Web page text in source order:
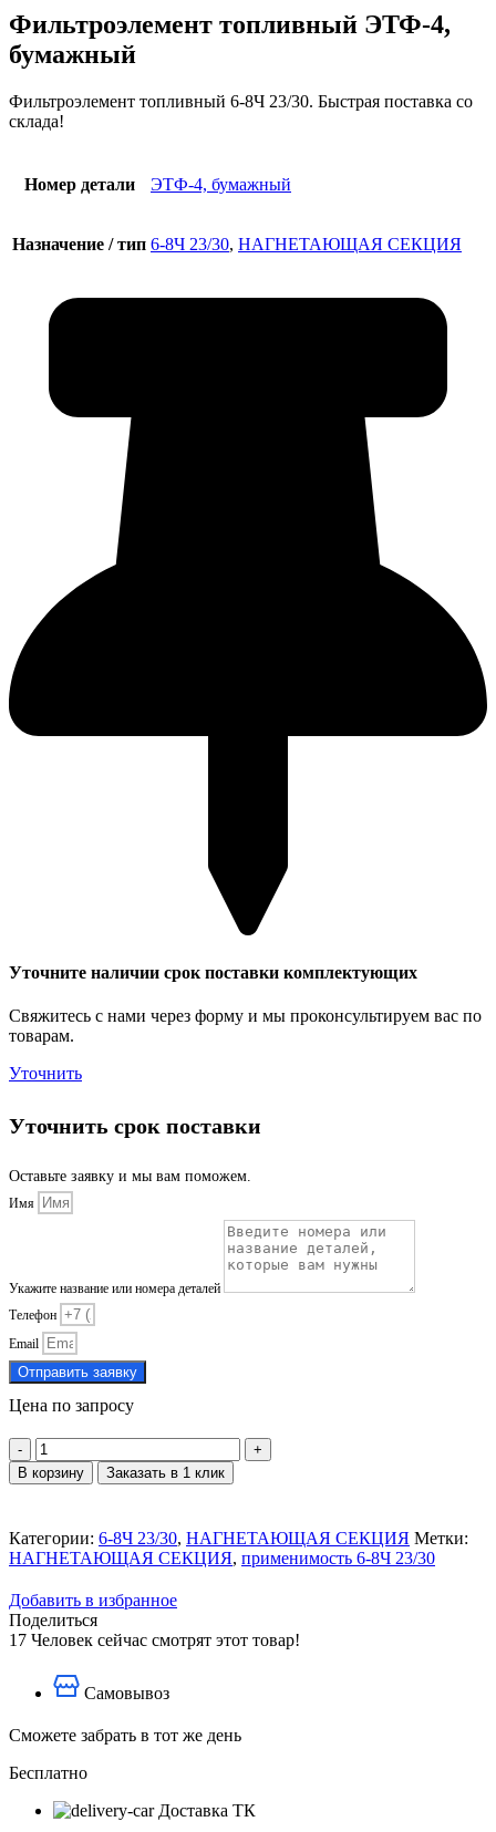
Фильтроэлемент топливный ЭТФ-4,
бумажный
Фильтроэлемент топливный 6-8Ч 23/30. Быстрая поставка со
склада!
Номер детали ЭТФ-4, бумажный
Назначение / тип 6-8Ч 23/30, НАГНЕТАЮЩАЯ СЕКЦИЯ
Уточните наличии срок поставки комплектующих
Свяжитесь с нами через форму и мы проконсультируем вас по
товарам.
Уточнить
Уточнить срок поставки
Оставьте заявку и мы вам поможем.
Имя
Укажите название или номера деталей
Телефон
Email
Отправить заявку
Цена по запросу
Количество
товара
Фильтроэлемент
бумажный
В корзину Заказать в 1 клик
Категории: 6-8Ч 23/30, НАГНЕТАЮЩАЯ СЕКЦИЯ Метки:
НАГНЕТАЮЩАЯ СЕКЦИЯ, применимость 6-8Ч 23/30
Добавить в избранное
Поделиться
17 Человек сейчас смотрят этот товар!
Самовывоз
Сможете забрать в тот же день
Бесплатно
Доставка ТК